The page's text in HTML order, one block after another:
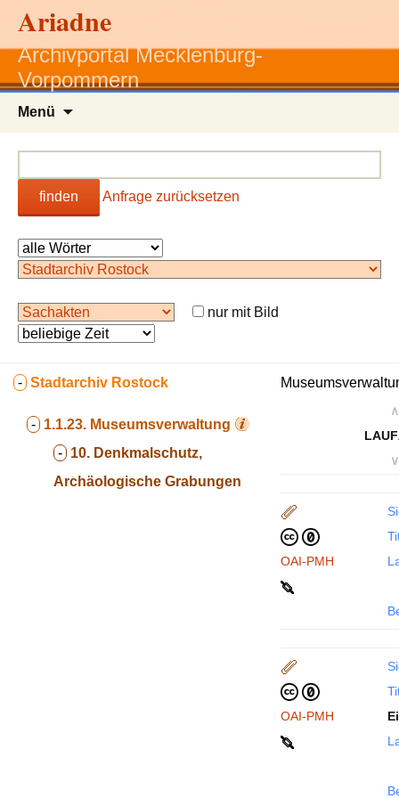
Ariadne
Archivportal Mecklenburg-
Vorpommern
Menü
finden Anfrage zurücksetzen
nur mit Bild
- Stadtarchiv Rostock
- 1.1.23. Museumsverwaltung
- 10. Denkmalschutz,
Archäologische Grabungen
∧
∨
OAI-PMH
OAI-PMH